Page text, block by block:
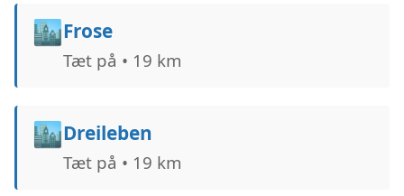
🏙️Frose
Tæt på • 19 km
🏙️Dreileben
Tæt på • 19 km